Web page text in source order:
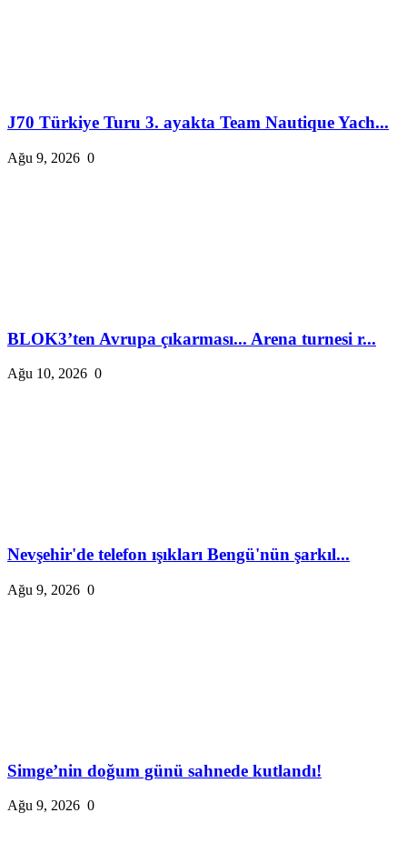
J70 Türkiye Turu 3. ayakta Team Nautique Yach...
Ağu 9, 2026 0
BLOK3’ten Avrupa çıkarması... Arena turnesi r...
Ağu 10, 2026 0
Nevşehir'de telefon ışıkları Bengü'nün şarkıl...
Ağu 9, 2026 0
Simge’nin doğum günü sahnede kutlandı!
Ağu 9, 2026 0